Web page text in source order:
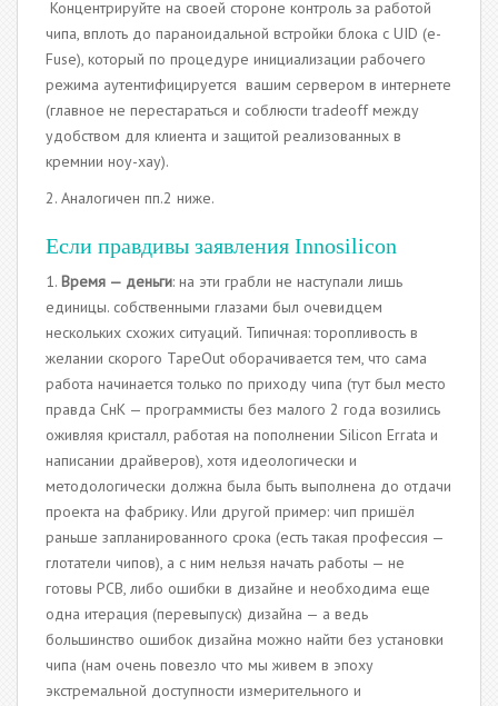
Концентрируйте на своей стороне контроль за работой
чипа, вплоть до параноидальной встройки блока с UID (e-
Fuse), который по процедуре инициализации рабочего
режима аутентифицируется вашим сервером в интернете
(главное не перестараться и соблюсти tradeoff между
удобством для клиента и защитой реализованных в
кремнии ноу-хау).
2. Аналогичен пп.2 ниже.
Если правдивы заявления Innosilicon
1. Время — деньги: на эти грабли не наступали лишь
единицы. собственными глазами был очевидцем
нескольких схожих ситуаций. Типичная: торопливость в
желании скорого TapeOut оборачивается тем, что сама
работа начинается только по приходу чипа (тут был место
правда СнК — программисты без малого 2 года возились
оживляя кристалл, работая на пополнении Silicon Errata и
написании драйверов), хотя идеологически и
методологически должна была быть выполнена до отдачи
проекта на фабрику. Или другой пример: чип пришёл
раньше запланированного срока (есть такая профессия —
глотатели чипов), а с ним нельзя начать работы — не
готовы PCB, либо ошибки в дизайне и необходима еще
одна итерация (перевыпуск) дизайна — а ведь
большинство ошибок дизайна можно найти без установки
чипа (нам очень повезло что мы живем в эпоху
экстремальной доступности измерительного и